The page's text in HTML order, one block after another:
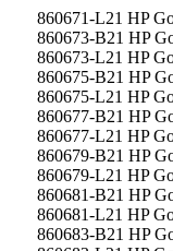
860671-L21 HP
860673-B21 HP
860673-L21 HP
860675-B21 HP
860675-L21 HP
860677-B21 HP
860677-L21 HP
860679-B21 HP
860679-L21 HP
860681-B21 HP
860681-L21 HP
860683-B21 HP